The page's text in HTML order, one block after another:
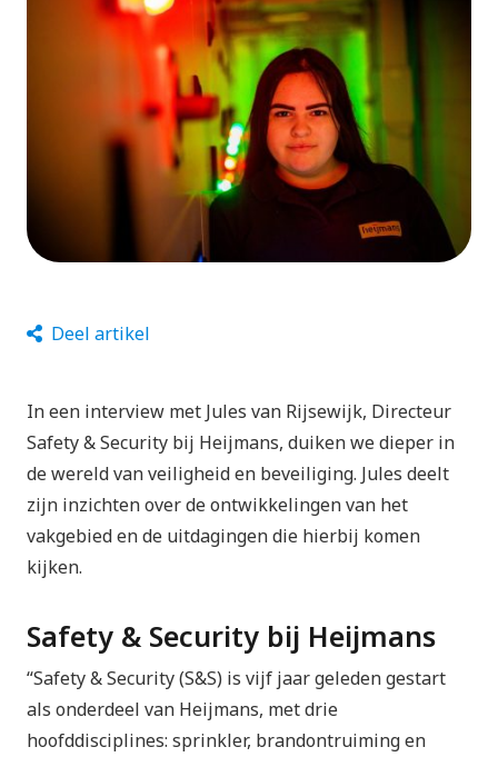
Deel artikel
In een interview met Jules van Rijsewijk, Directeur
Safety & Security bij Heijmans, duiken we dieper in
de wereld van veiligheid en beveiliging. Jules deelt
zijn inzichten over de ontwikkelingen van het
vakgebied en de uitdagingen die hierbij komen
kijken.
Safety & Security bij Heijmans
“Safety & Security(S&S) is vijf jaar geleden gestart
als onderdeel van Heijmans, met drie
hoofddisciplines: sprinkler, brandontruiming en